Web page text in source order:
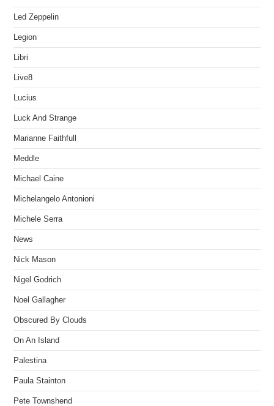
Led Zeppelin
Legion
Libri
Live8
Lucius
Luck And Strange
Marianne Faithfull
Meddle
Michael Caine
Michelangelo Antonioni
Michele Serra
News
Nick Mason
Nigel Godrich
Noel Gallagher
Obscured By Clouds
On An Island
Palestina
Paula Stainton
Pete Townshend